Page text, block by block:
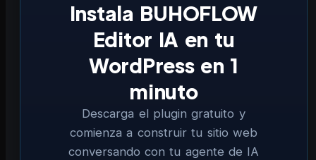
Instala BUHOFLOW
Editor IA en tu
WordPress en 1
minuto
Descarga el plugin gratuito y
comienza a construir tu sitio web
conversando con tu agente de IA